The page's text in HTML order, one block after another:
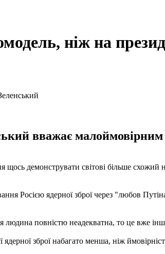
ніж на
вважає малоймовірним
демонструвати світові більше
Росією ядерної зброї через "любов
повністю неадекватна, то це вже
зброї набагато менша, ніж